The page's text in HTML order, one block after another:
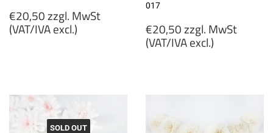
Regular
price
€20,50 zzgl. MwSt
(VAT/IVA excl.)
(VAT/IVA
excl.)
017
Regular
price
€20,50 zzgl. MwSt
(VAT/IVA excl.)
excl.)
SOLD OUT